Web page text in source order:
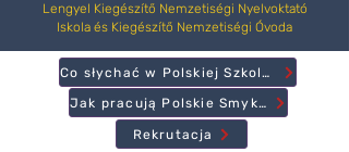
Lengyel Kiegészítő Nemzetiségi Nyelvoktató
Iskola és Kiegészítő Nemzetiségi Óvoda
Rekrutacja
Jak pracują Polskie Smyki?
Co słychać w Polskiej Szkole?